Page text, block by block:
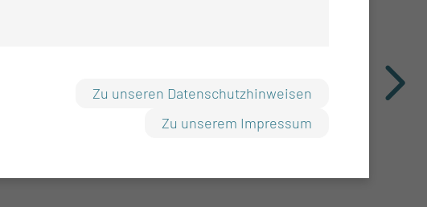
Zu unseren Datenschutzhinweisen
Zu unserem Impressum